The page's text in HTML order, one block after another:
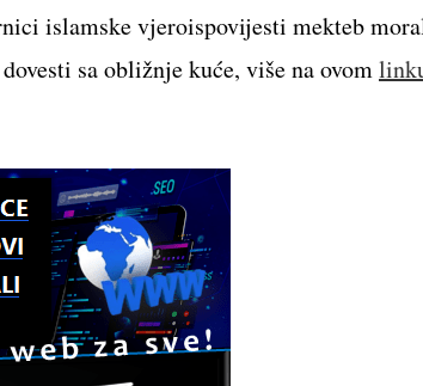
islamske vjeroispovijesti mekteb
sa obližnje kuće, više na ovom